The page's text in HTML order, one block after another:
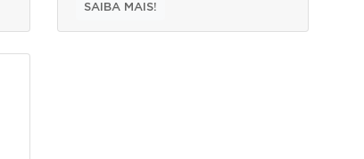
SAIBA MAIS!